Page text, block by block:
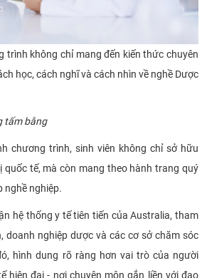
không chỉ mang đến kiến thức chuyên
học, cách nghĩ và cách nhìn về nghề Dược
tấm bằng
trình, sinh viên không chỉ sở hữu
quốc tế, mà còn mang theo hành trang quý
nghề nghiệp.
thống y tế tiên tiến của Australia, tham
doanh nghiệp dược và các cơ sở chăm sóc
hình dung rõ ràng hơn vai trò của người
hiện đại - nơi chuyên môn gắn liền với đạo